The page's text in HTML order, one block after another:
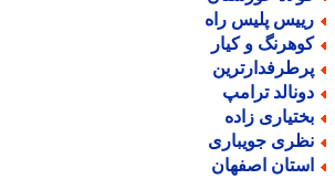
پلیس راه
و کیار
ترامپ
زاده
جویباری
اصفهان